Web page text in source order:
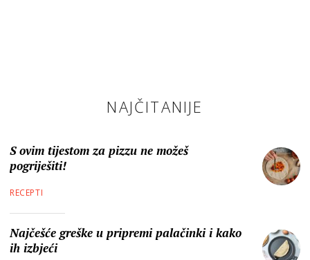
NAJČITANIJE
S ovim tijestom za pizzu ne možeš
pogriješiti!
RECEPTI
Najčešće greške u pripremi palačinki i kako
ih izbjeći